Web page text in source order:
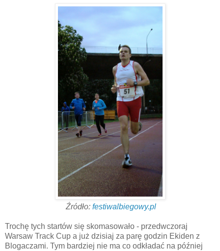
Źródło: festiwalbiegowy.pl
Trochę tych startów się skomasowało - przedwczoraj
Warsaw Track Cup a już dzisiaj za parę godzin Ekiden z
Blogaczami. Tym bardziej nie ma co odkładać na później